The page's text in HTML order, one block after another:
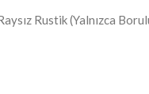
Rustik (Yalnızca